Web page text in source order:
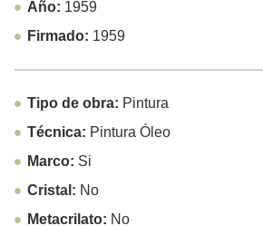
Año: 1959
Firmado: 1959
Tipo de obra: Pintura
Técnica: Pintura Óleo
Marco: Si
Cristal: No
Metacrilato: No